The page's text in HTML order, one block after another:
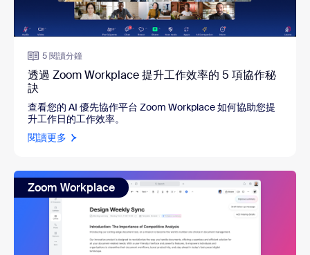
5 閱讀分鐘
透過 Zoom Workplace 提升工作效率的 5 項協作秘
訣
查看您的 AI 優先協作平台 Zoom Workplace 如何協助您提
升工作日的工作效率。
閱讀更多
Zoom Workplace